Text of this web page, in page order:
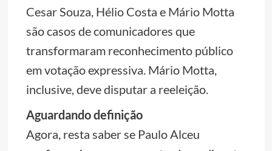
Cesar Souza, Hélio Costa e Mário Motta
são casos de comunicadores que
transformaram reconhecimento público
em votação expressiva. Mário Motta,
inclusive, deve disputar a reeleição.
Aguardando definição
Agora, resta saber se Paulo Alceu